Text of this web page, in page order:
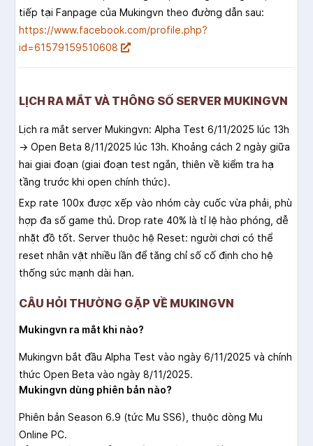
tiếp tại Fanpage của Mukingvn theo đường dẫn sau:
https://www.facebook.com/profile.php?
id=61579159510608
LỊCH RA MẮT VÀ THÔNG SỐ SERVER MUKINGVN
Lịch ra mắt server Mukingvn: Alpha Test 6/11/2025 lúc 13h
→ Open Beta 8/11/2025 lúc 13h. Khoảng cách 2 ngày giữa
hai giai đoạn (giai đoạn test ngắn, thiên về kiểm tra hạ
tầng trước khi open chính thức).
Exp rate 100x được xếp vào nhóm cày cuốc vừa phải, phù
hợp đa số game thủ. Drop rate 40% là tỉ lệ hào phóng, dễ
nhặt đồ tốt. Server thuộc hệ Reset: người chơi có thể
reset nhân vật nhiều lần để tăng chỉ số cố định cho hệ
thống sức mạnh dài hạn.
CÂU HỎI THƯỜNG GẶP VỀ MUKINGVN
Mukingvn ra mắt khi nào?
Mukingvn bắt đầu Alpha Test vào ngày 6/11/2025 và chính
thức Open Beta vào ngày 8/11/2025.
Mukingvn dùng phiên bản nào?
Phiên bản Season 6.9 (tức Mu SS6), thuộc dòng Mu
Online PC.